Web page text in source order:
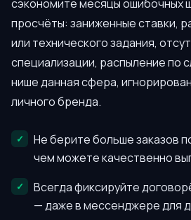
сэкономите месяцы ошибочных
просчёты: заниженные ставки,
или технического задания,
специализации, распыление по
нише данная сфера,
личного бренда.
Не берите больше заказов
чем можете качественно
Всегда фиксируйте
— даже в мессенджере для